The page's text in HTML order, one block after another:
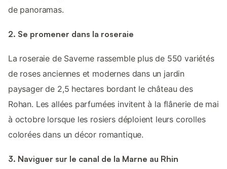
de panoramas.
2. Se promener dans la roseraie
La roseraie de Saverne rassemble plus de 550 variétés
de roses anciennes et modernes dans un jardin
paysager de 2,5 hectares bordant le château des
Rohan. Les allées parfumées invitent à la flânerie de mai
à octobre lorsque les rosiers déploient leurs corolles
colorées dans un décor romantique.
3. Naviguer sur le canal de la Marne au Rhin